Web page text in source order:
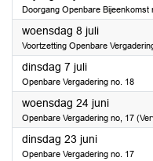
Doorgang Openbare Bijeenkomst
woensdag 8 juli2026
Voortzetting Openbare
dinsdag 7 juli2026
Openbare Vergadering no. 18
woensdag 24 juni2026
Openbare Vergadering no, 17
dinsdag 23 juni2026
Openbare Vergadering no. 17